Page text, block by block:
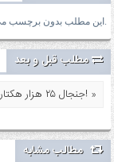
این مطلب بدون برچسب می باشد.
مطلب قبل و بعد
جنجال ۲۵ هزار هکتاری! »
مطالب مشابه